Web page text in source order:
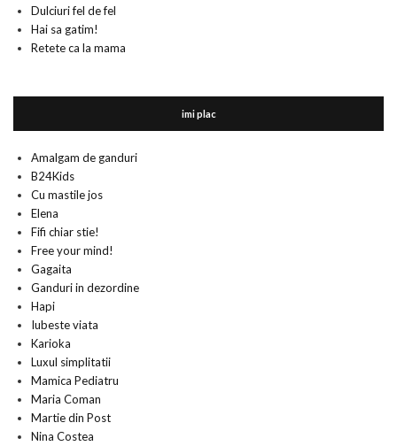
Dulciuri fel de fel
Hai sa gatim!
Retete ca la mama
imi plac
Amalgam de ganduri
B24Kids
Cu mastile jos
Elena
Fifi chiar stie!
Free your mind!
Gagaita
Ganduri in dezordine
Hapi
Iubeste viata
Karioka
Luxul simplitatii
Mamica Pediatru
Maria Coman
Martie din Post
Nina Costea